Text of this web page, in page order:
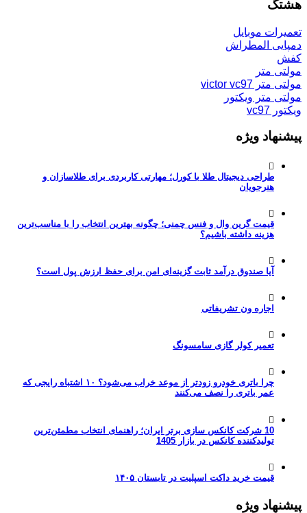
هشتگ
تعمیرات موبایل
دمپایی المطراش
کفش
مولتی متر
مولتی متر victor vc97
مولتی متر ویکتور
ویکتور vc97
پیشنهاد ویژه
طراحی دیجیتال طلا با کورل؛ مهارتی کاربردی برای طلاسازان و
هنرجویان
قیمت گرین وال و فنس چمنی؛ چگونه بهترین انتخاب را با مناسب‌ترین
هزینه داشته باشیم؟
آیا صندوق درآمد ثابت گزینه‌ای امن برای حفظ ارزش پول است؟
اجاره ون تشریفاتی
تعمیر کولر گازی سامسونگ
چرا باتری خودرو زودتر از موعد خراب می‌شود؟ ۱۰ اشتباه رایجی که
عمر باتری را نصف می‌کنند
10 شرکت کانکس سازی برتر ایران؛ راهنمای انتخاب مطمئن‌ترین
تولیدکننده کانکس در بازار 1405
قیمت خرید داکت اسپلیت در تابستان ۱۴۰۵
پیشنهاد ویژه